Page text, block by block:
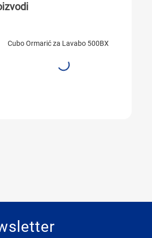
Cubo Ormarić za Lavabo 500BX